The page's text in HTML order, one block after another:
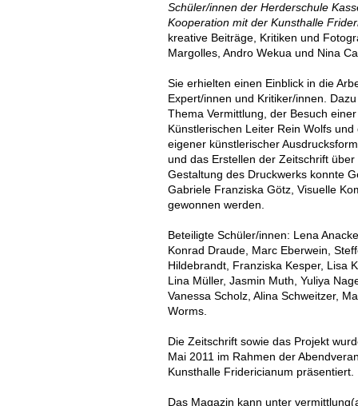
Schüler/innen der Herderschule
Kooperation mit der Kunsthalle
kreative Beiträge, Kritiken und
Margolles, Andro Wekua und Nina
Sie erhielten einen Einblick in die
Expert/innen und Kritiker/innen.
Thema Vermittlung, der Besuch
Künstlerischen Leiter Rein Wolfs
eigener künstlerischer
und das Erstellen der Zeitschrift
Gestaltung des Druckwerks konnte
Gabriele Franziska Götz, Visuelle
gewonnen werden.
Beteiligte Schüler/innen: Lena
Konrad Draude, Marc Eberwein,
Hildebrandt, Franziska Kesper, Lisa
Lina Müller, Jasmin Muth, Yuliya
Vanessa Scholz, Alina Schweitzer,
Worms.
Die Zeitschrift sowie das Projekt
Mai 2011 im Rahmen der
Kunsthalle Fridericianum präsentiert.
Das Magazin kann unter